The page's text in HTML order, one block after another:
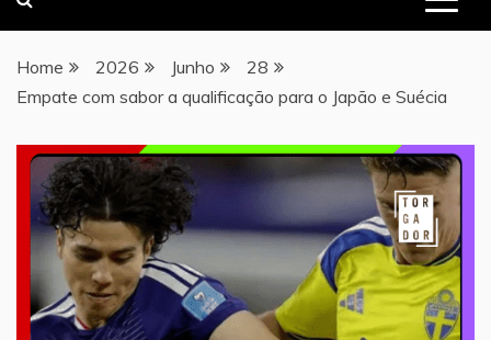
Home 2026 Junho
28
Empate com sabor a qualificação para o Japão e Suécia